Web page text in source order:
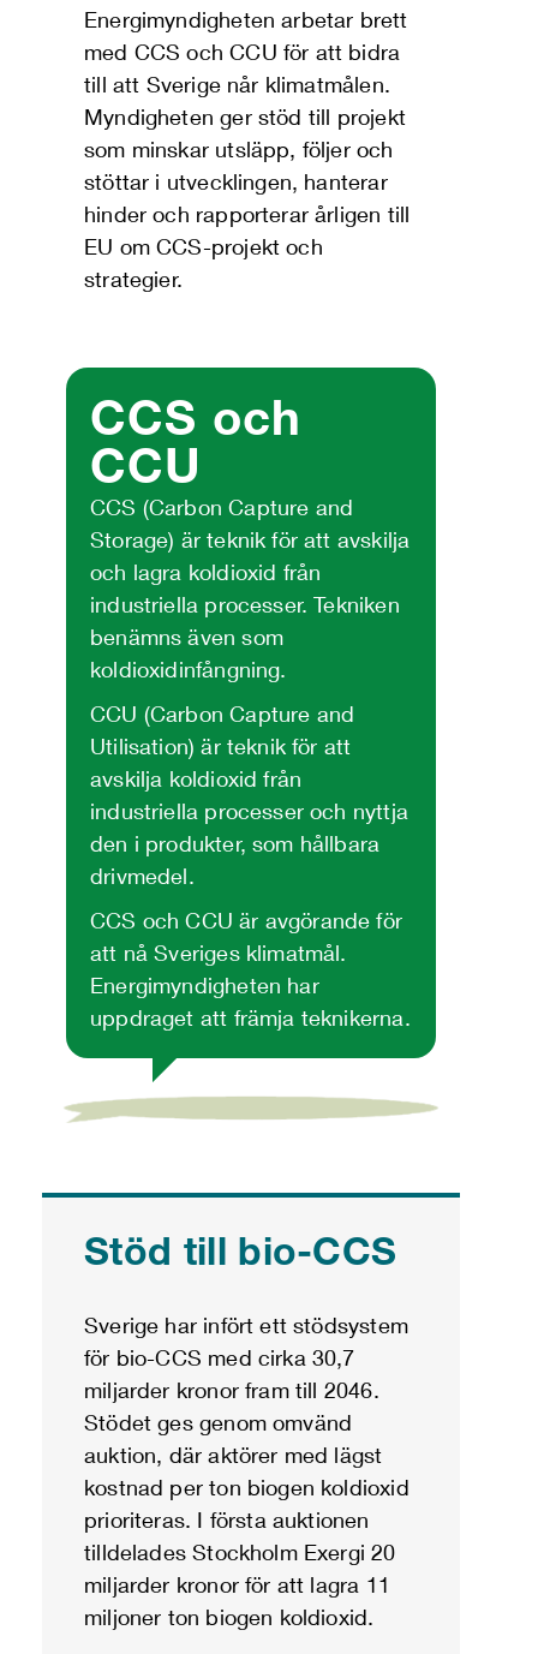
Energimyndigheten arbetar brett
med CCS och CCU för att bidra
till att Sverige når klimatmålen.
Myndigheten ger stöd till projekt
som minskar utsläpp, följer och
stöttar i utvecklingen, hanterar
hinder och rapporterar årligen till
EU om CCS-projekt och
strategier.
CCS och
CCU
CCS (Carbon Capture and
Storage) är teknik för att avskilja
och lagra koldioxid från
industriella processer. Tekniken
benämns även som
koldioxidinfångning.
CCU (Carbon Capture and
Utilisation) är teknik för att
avskilja koldioxid från
industriella processer och nyttja
den i produkter, som hållbara
drivmedel.
CCS och CCU är avgörande för
att nå Sveriges klimatmål.
Energimyndigheten har
uppdraget att främja teknikerna.
Stöd till bio-CCS
Sverige har infört ett stödsystem
för bio-CCS med cirka 30,7
miljarder kronor fram till 2046.
Stödet ges genom omvänd
auktion, där aktörer med lägst
kostnad per ton biogen koldioxid
prioriteras. I första auktionen
tilldelades Stockholm Exergi 20
miljarder kronor för att lagra 11
miljoner ton biogen koldioxid.